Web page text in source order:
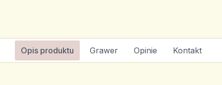
Opis produktu Grawer Opinie Kontakt